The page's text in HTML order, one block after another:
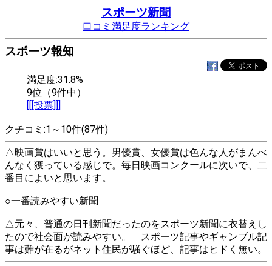
スポーツ新聞
口コミ満足度ランキング
スポーツ報知
満足度:31.8%
9位（9件中）
[[[投票]]]
クチコミ:1～10件(87件)
△映画賞はいいと思う。男優賞、女優賞は色んな人がまんべ
んなく獲っている感じで。毎日映画コンクールに次いで、二
番目によいと思います。
○一番読みやすい新聞
△元々、普通の日刊新聞だったのをスポーツ新聞に衣替えし
たので社会面が読みやすい。 スポーツ記事やギャンブル記
事は難が在るがネット住民が騒ぐほど、記事はヒドく無い。